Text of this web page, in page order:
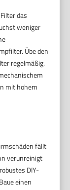
das
weniger
Übe den
regelmäßig.
mit hohem
fällt
verunreinigt
DIY-
einen